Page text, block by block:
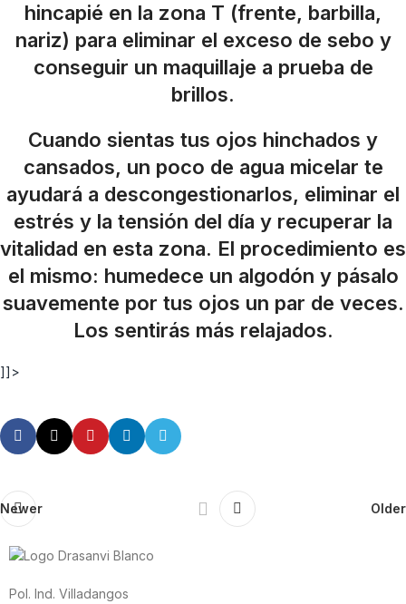
hincapié en la zona T (frente, barbilla,
nariz) para eliminar el exceso de sebo y
conseguir un maquillaje a prueba de
brillos.
Cuando sientas tus ojos hinchados y
cansados, un poco de agua micelar te
ayudará a descongestionarlos, eliminar el
estrés y la tensión del día y recuperar la
vitalidad en esta zona. El procedimiento es
el mismo: humedece un algodón y pásalo
suavemente por tus ojos un par de veces.
Los sentirás más relajados.
]]>
Newer Older
Pol. Ind. Villadangos